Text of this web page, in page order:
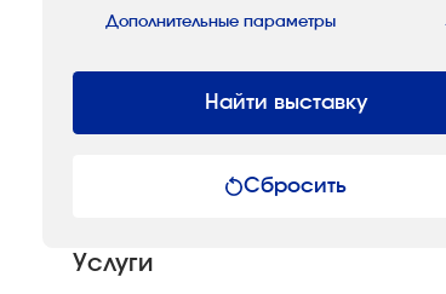
Дополнительные параметры
Найти выставку
Сбросить
Услуги